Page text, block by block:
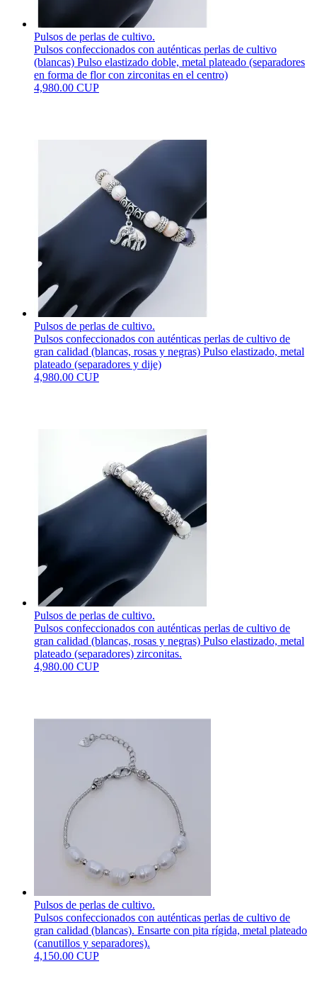
Pulsos de perlas de cultivo.
Pulsos confeccionados con auténticas perlas de cultivo
(blancas) Pulso elastizado doble, metal plateado (separadores
en forma de flor con zirconitas en el centro)
4,980.00 CUP
Pulsos de perlas de cultivo.
Pulsos confeccionados con auténticas perlas de cultivo de
gran calidad (blancas, rosas y negras) Pulso elastizado, metal
plateado (separadores y dije)
4,980.00 CUP
Pulsos de perlas de cultivo.
Pulsos confeccionados con auténticas perlas de cultivo de
gran calidad (blancas, rosas y negras) Pulso elastizado, metal
plateado (separadores) zirconitas.
4,980.00 CUP
Pulsos de perlas de cultivo.
Pulsos confeccionados con auténticas perlas de cultivo de
gran calidad (blancas). Ensarte con pita rígida, metal plateado
(canutillos y separadores).
4,150.00 CUP